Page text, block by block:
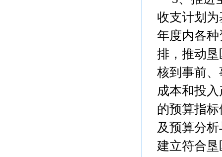
收支计划
年度内各
排，推动
核到事前
成本和投
的预算指
及预算分
建立符合